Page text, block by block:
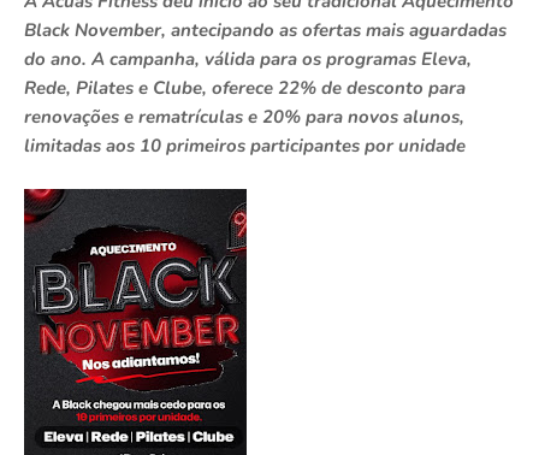
Black November, antecipando as ofertas mais aguardadas
do ano. A campanha, válida para os programas Eleva,
Rede, Pilates e Clube, oferece 22% de desconto para
renovações e rematrículas e 20% para novos alunos,
limitadas aos 10 primeiros participantes por unidade